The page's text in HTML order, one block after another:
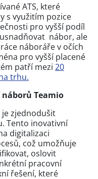
ATS, které
s využitím pozice
pro vyšší podíl
nábor, ale
náboráře v očích
pro vyšší placené
patří mezi 20
trhu.
Teamio
je zjednodušit
Tento inovativní
digitalizaci
což umožňuje
oslovit
pracovní
řešení, které